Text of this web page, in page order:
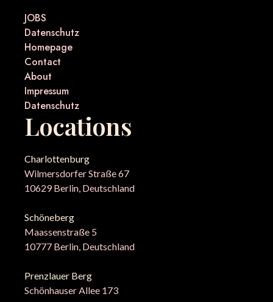
JOBS
Datenschutz
Homepage
Contact
About
Impressum
Datenschutz
Locations
Charlottenburg
Wilmersdorfer Straße 67
10629 Berlin, Deutschland
Schöneberg
Maassenstraße 5
10777 Berlin, Deutschland
Prenzlauer Berg
Schönhauser Allee 173